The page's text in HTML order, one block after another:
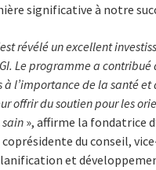
significative à notre
révélé un excellent
Le programme a contribué
à l’importance de la santé et
offrir du soutien pour les
», affirme la fondatrice
du conseil,
et